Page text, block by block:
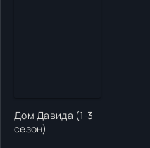
Дом Давида (1-3
сезон)